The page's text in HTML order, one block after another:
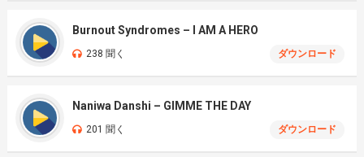
Burnout Syndromes – I AM A HERO
238 聞く ダウンロード
Naniwa Danshi – GIMME THE DAY
201 聞く ダウンロード